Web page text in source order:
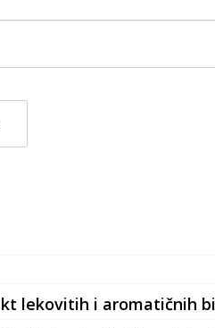
lekovitih i aromatičnih